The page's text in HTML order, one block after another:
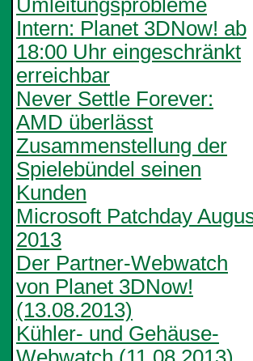
Umleitungsprobleme
Intern: Planet 3DNow! ab
18:00 Uhr eingeschränkt
erreichbar
Never Settle Forever:
AMD überlässt
Zusammenstellung der
Spielebündel seinen
Kunden
Microsoft Patchday
2013
Der Partner-Webwatch
von Planet 3DNow!
(13.08.2013)
Kühler- und Gehäuse-